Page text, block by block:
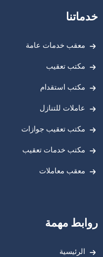
خدماتنا
معقب خدمات عامة
مكتب تعقيب
مكتب استقدام
عاملات للتنازل
مكتب تعقيب جوازات
مكتب خدمات تعقيب
معقب معاملات
روابط مهمة
الرئيسية